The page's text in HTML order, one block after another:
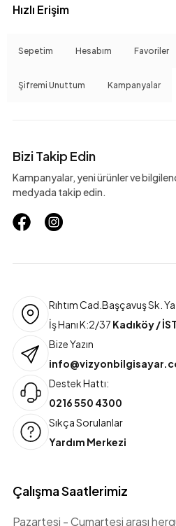
Hızlı Erişim
Sepetim Hesabım Favoriler
Şifremi Unuttum Kampanyalar
Bizi Takip Edin
Kampanyalar, yeni ürünler ve
medyada takip edin.
Rıhtım Cad.Başçavuş Sk.
İş Hanı K:2/37 Kadıköy /
Bize Yazın
Destek Hattı:
0216 550 4300
Sıkça Sorulanlar
Yardım Merkezi
Çalışma Saatlerimiz
Pazartesi - Cumartesi arası